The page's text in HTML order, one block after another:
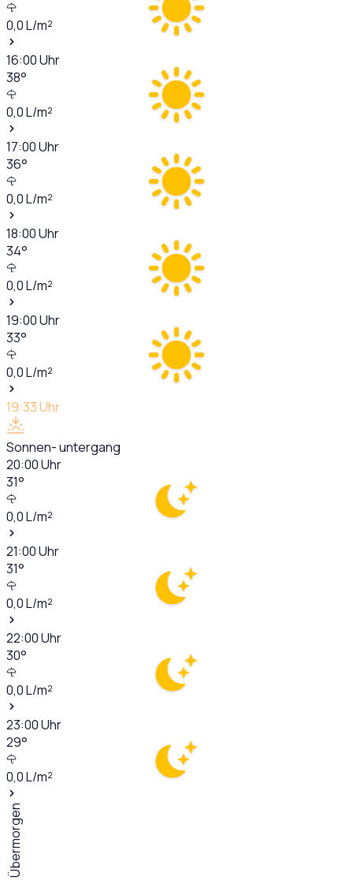
0,0L/m²
16:00Uhr
38°
0,0L/m²
17:00Uhr
36°
0,0L/m²
18:00Uhr
34°
0,0L/m²
19:00Uhr
33°
0,0L/m²
19:33Uhr
Sonnen- untergang
20:00Uhr
31°
0,0L/m²
21:00Uhr
31°
0,0L/m²
22:00Uhr
30°
0,0L/m²
23:00Uhr
29°
0,0L/m²
Übermorgen